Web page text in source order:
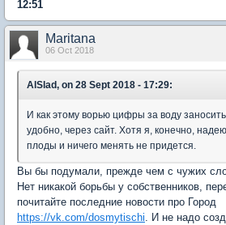
12:51
Maritana
06 Oct 2018
AlSlad, on 28 Sept 2018 - 17:29:
И как этому ворью цифры за воду
удобно, через сайт. Хотя я, конечно,
плоды и ничего менять не придется.
Вы бы подумали, прежде чем с чужих
Нет никакой борьбы у собственников,
почитайте последние новости про Город
https://vk.com/dosmytischi. И не надо